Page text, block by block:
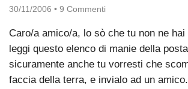
30/11/2006 • 9 Commenti
Caro/a amico/a, lo sò che tu non ne hai
leggi questo elenco di manie della
sicuramente anche tu vorresti che
faccia della terra, e invialo ad un